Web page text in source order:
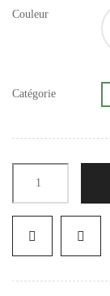
Couleur
Catégorie